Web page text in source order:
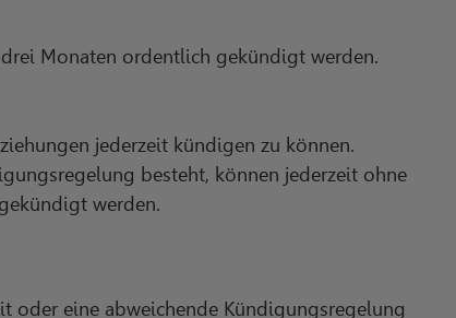
Monaten ordentlich gekündigt werden.
jederzeit kündigen zu können.
besteht, können jederzeit ohne
werden.
oder eine abweichende Kündigungsregelung